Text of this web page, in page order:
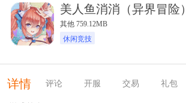
美人鱼消消（异界冒险）
其他 759.12MB
休闲竞技
详情 评论 开服 交易 礼包